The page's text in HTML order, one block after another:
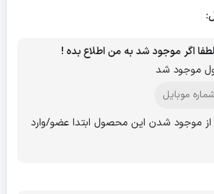
اگر موجود شد به من اطلاع بده !
موجود شد
موجود شدن این محصول ابتدا عضو/وارد